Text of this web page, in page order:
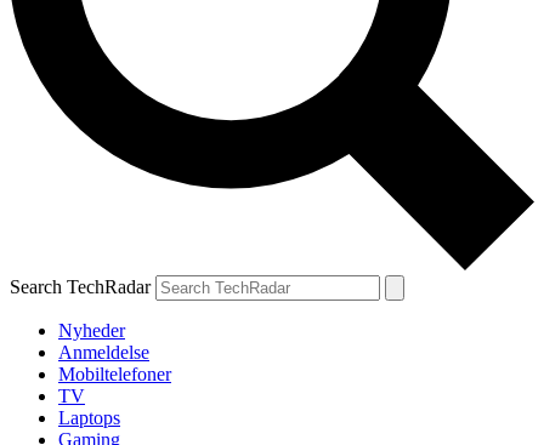
Search TechRadar
Nyheder
Anmeldelse
Mobiltelefoner
TV
Laptops
Gaming